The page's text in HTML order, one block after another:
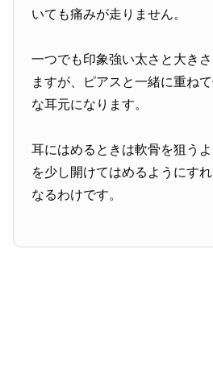
いても痛みが走りません。
一つでも印象強い太さと大き
ますが、ピアスと一緒に重ね
な耳元になります。
耳にはめるときは軟骨を狙う
を少し開けてはめるようにす
なるわけです。